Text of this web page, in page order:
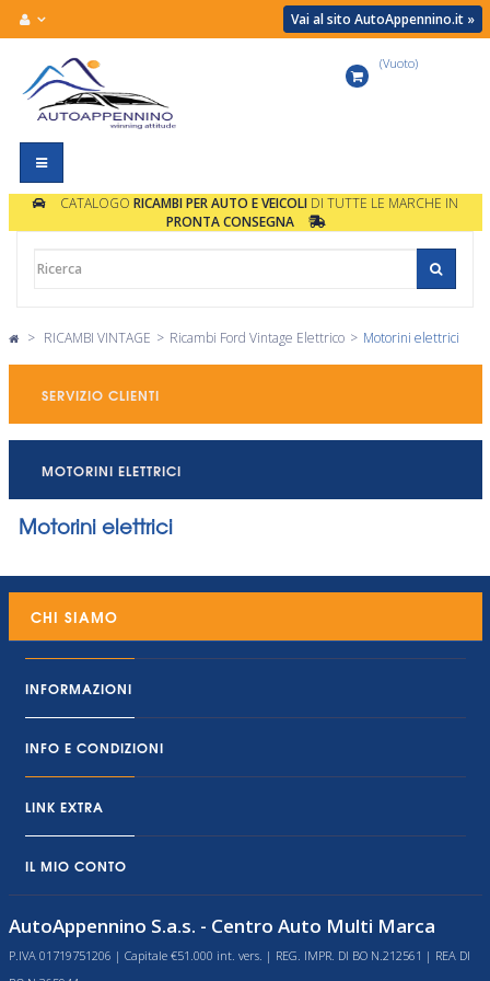
Vai al sito AutoAppennino.it »
Navigazione
Toggle
(Vuoto)
CATALOGO RICAMBI PER AUTO E VEICOLIDI TUTTE LE MARCHE IN
PRONTA CONSEGNA
> RICAMBI VINTAGE > Ricambi Ford Vintage Elettrico > Motorini elettrici
SERVIZIO CLIENTI
MOTORINI ELETTRICI
Motorini elettrici
CHI SIAMO
INFORMAZIONI
INFO E CONDIZIONI
LINK EXTRA
IL MIO CONTO
AutoAppennino S.a.s. - Centro Auto Multi Marca
P.IVA 01719751206 | Capitale €51.000 int. vers. | REG. IMPR. DI BO N.212561 | REA DI